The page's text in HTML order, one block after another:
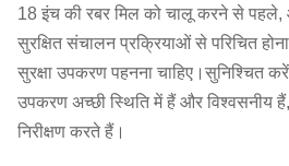
18 इंच की रबर मिल को चालू करने से
सुरक्षित संचालन प्रक्रियाओं से परिचित
सुरक्षा उपकरण पहनना चाहिए।सुनिश्चित
उपकरण अच्छी स्थिति में हैं और विश्वसनीय
निरीक्षण करते हैं।